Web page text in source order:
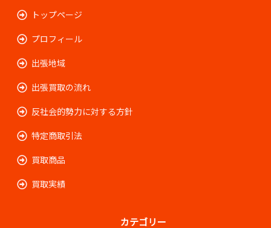
トップページ
プロフィール
出張地域
出張買取の流れ
反社会的勢力に対する方針
特定商取引法
買取商品
買取実績
カテゴリー